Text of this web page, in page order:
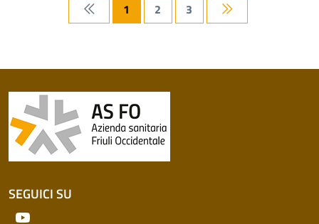
Prima pagina
1 2 3 Ultima pagina
SEGUICI SU